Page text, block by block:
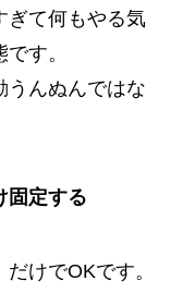
ぎて何もやる気
す。
うんぬんではな
固定する
けでOKです。